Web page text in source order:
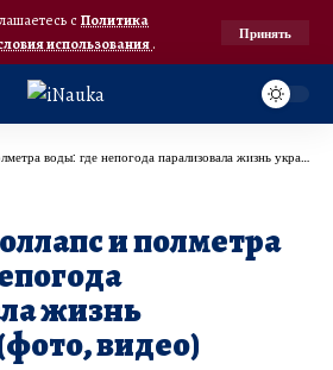
с Политика
использования.
Принять
воды: где непогода парализовала жизнь украинцев (фото, видео)
и полметра
жизнь
видео)